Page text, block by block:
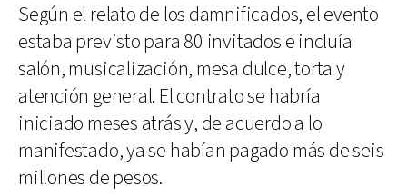
Según el relato de los damnificados, el evento
estaba previsto para 80 invitados e incluía
salón, musicalización, mesa dulce, torta y
atención general. El contrato se habría
iniciado meses atrás y, de acuerdo a lo
manifestado, ya se habían pagado más de seis
millones de pesos.